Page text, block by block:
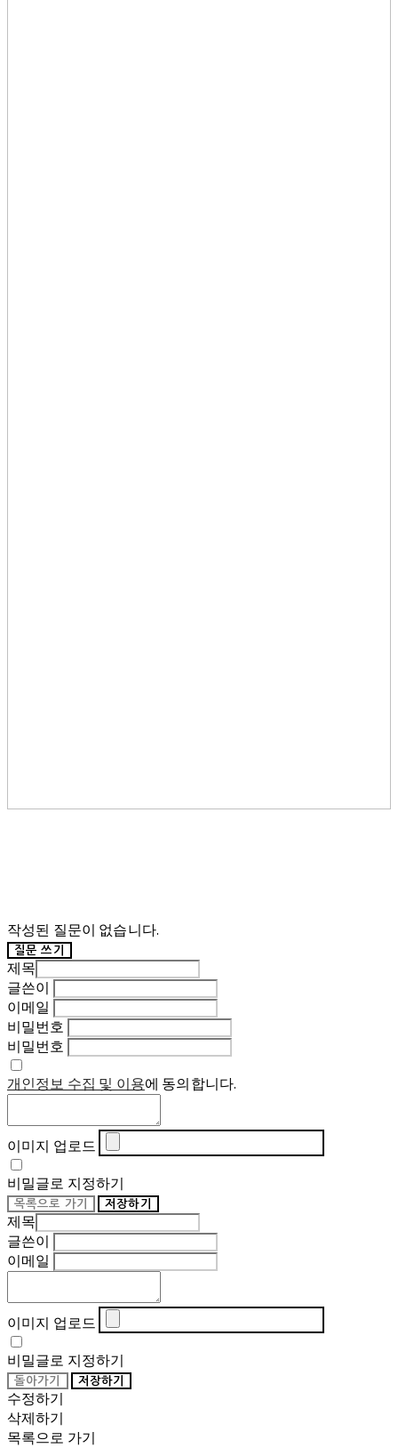
작성된 질문이 없습니다.
질문 쓰기
제목
글쓴이
이메일
비밀번호
비밀번호
개인정보 수집 및 이용에 동의합니다.
이미지 업로드
비밀글로 지정하기
목록으로 가기 저장하기
제목
글쓴이
이메일
이미지 업로드
비밀글로 지정하기
돌아가기 저장하기
수정하기
삭제하기
목록으로 가기